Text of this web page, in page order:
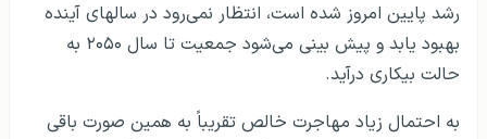
رشد پایین امروز شده است، انتظار نمی‌رود در سالهای آینده
بهبود یابد و پیش بینی می‌شود جمعیت تا سال ۲۰۵۰ به
حالت بیکاری درآید.
به احتمال زیاد مهاجرت خالص تقریباً به همین صورت باقی